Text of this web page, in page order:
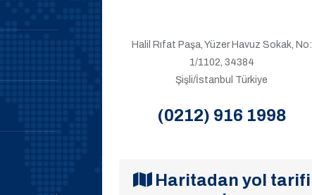
Halil Rıfat Paşa, Yüzer Havuz Sokak, No:
1/1102, 34384
Şişli/İstanbul Türkiye
(0212) 916 1998
Haritadan yol tarifi